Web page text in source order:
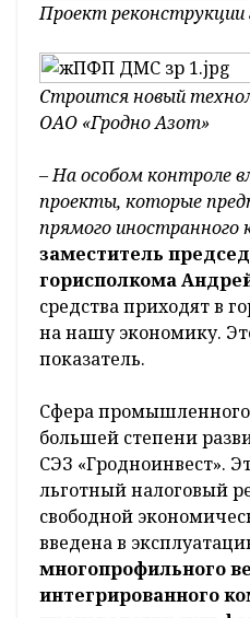
Проект реконструкции
Строится новый
ОАО «Гродно Азот»
–На особом контроле
проекты, которые
прямого иностранного
заместитель
горисполкома
средства приходят в
на нашу экономику.
показатель.
Сфера промышленного
большей степени
СЭЗ «Гродноинвест».
льготный налоговый
свободной
введена в
многопрофильного
интегрированного